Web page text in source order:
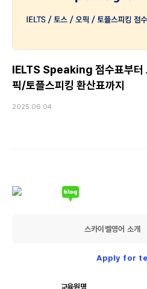
IELTS Speaking 점수표부터
픽/토플스피킹 환산표까지
2025.06.04
스카이벨영어 소개
Apply for
교육원명